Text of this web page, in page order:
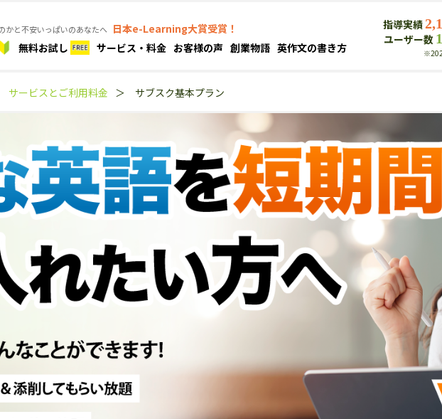
かと不安いっぱいのあなたへ 日本e-Learning大賞受賞！
無料お試し サービス・料金 お客様の声 創業物語 英作文の書き方
指導実績
ユーザー数
サービスとご利用料金 ＞ サブスク基本プラン